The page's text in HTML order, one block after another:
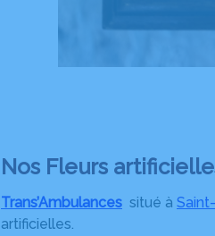
Nos Fleurs
Trans’Ambulances situé à
artificielles.